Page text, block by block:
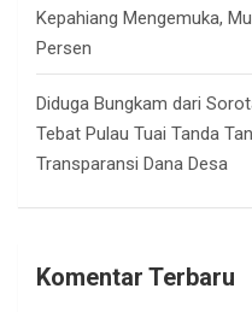
Kepahiang Mengemuka,
Persen
Diduga Bungkam dari
Tebat Pulau Tuai Tanda
Transparansi Dana Desa
Komentar Terbaru